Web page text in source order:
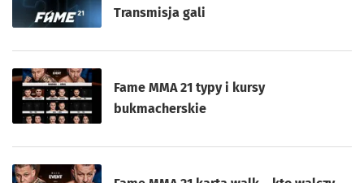
Transmisja gali
Fame MMA 21 typy i kursy
bukmacherskie